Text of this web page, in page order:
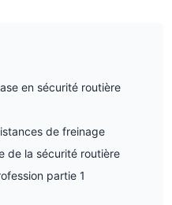
en sécurité routière
de freinage
de la sécurité routière
partie 1